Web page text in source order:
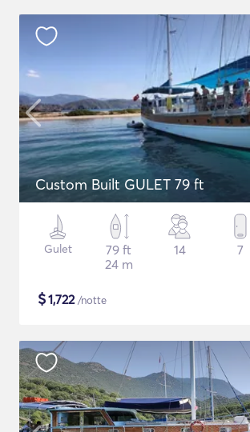
Custom Built GULET 79 ft
Gulet
79 ft
24 m
14 7
$1,722/notte